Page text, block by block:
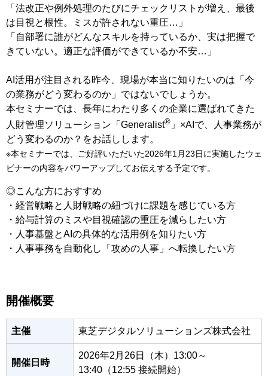
「法改正や例外処理のたびにチェックリストが増え、最後
は目視と根性。ミスが許されない重圧…」
「自部署に誰がどんなスキルを持っているか、実は把握で
きていない。適正な評価ができているか不安…」
AI活用が注目される昨今、現場が本当に知りたいのは「今
の業務がどう変わるのか」ではないでしょうか。
本セミナーでは、長年にわたり多くの企業に選ばれてきた
人財管理ソリューション「Generalist® 」×AIで、人事業務が
どう変わるのか？をお話しします。
※本セミナーでは、ご好評いただいた2026年1月23日に実施したウェ
ビナーの内容をパワーアップしてお伝えする予定です。
◎こんな方におすすめ
・経営戦略と人財戦略の紐づけに課題を感じている方
・給与計算のミスや目視確認の重圧を減らしたい方
・人事基盤とAIの具体的な活用例を知りたい方
・人事事務を自動化し「攻めの人事」へ転換したい方
開催概要
主催 東芝デジタルソリューションズ株式会社
開催日時
2026年2月26日（木）13:00～
13:40（12:55 接続開始）